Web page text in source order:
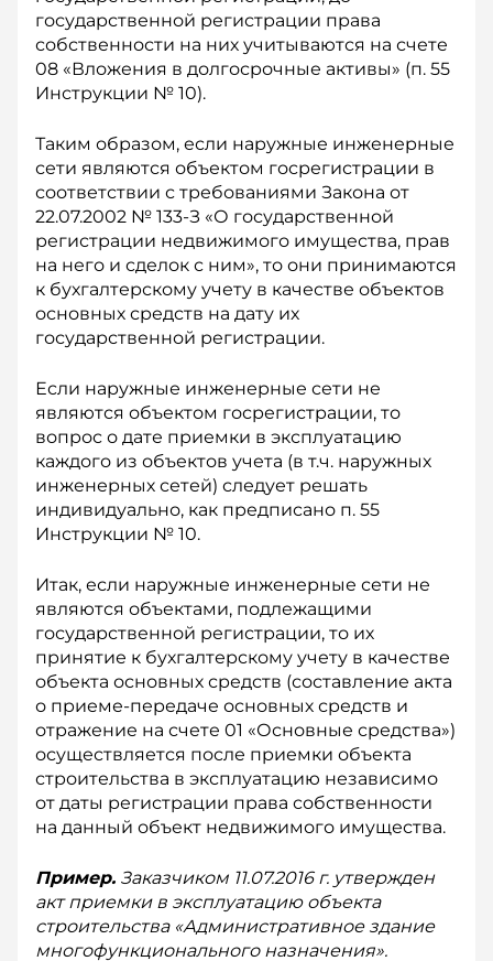
государственной регистрации права
собственности на них учитываются на счете
08 «Вложения в долгосрочные активы» (п. 55
Инструкции № 10).
Таким образом, если наружные инженерные
сети являются объектом госрегистрации в
соответствии с требованиями Закона от
22.07.2002 № 133-З «О государственной
регистрации недвижимого имущества, прав
на него и сделок с ним», то они принимаются
к бухгалтерскому учету в качестве объектов
основных средств на дату их
государственной регистрации.
Если наружные инженерные сети не
являются объектом госрегистрации, то
вопрос о дате приемки в эксплуатацию
каждого из объектов учета (в т.ч. наружных
инженерных сетей) следует решать
индивидуально, как предписано п. 55
Инструкции № 10.
Итак, если наружные инженерные сети не
являются объектами, подлежащими
государственной регистрации, то их
принятие к бухгалтерскому учету в качестве
объекта основных средств (составление акта
о приеме-передаче основных средств и
отражение на счете 01 «Основные средства»)
осуществляется после приемки объекта
строительства в эксплуатацию независимо
от даты регистрации права собственности
на данный объект недвижимого имущества.
Пример. Заказчиком 11.07.2016 г. утвержден
акт приемки в эксплуатацию объекта
строительства «Ад­министративное здание
многофункционального назначения».